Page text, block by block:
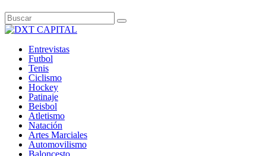
Entrevistas
Futbol
Tenis
Ciclismo
Hockey
Patinaje
Beisbol
Atletismo
Natación
Artes Marciales
Automovilismo
Baloncesto